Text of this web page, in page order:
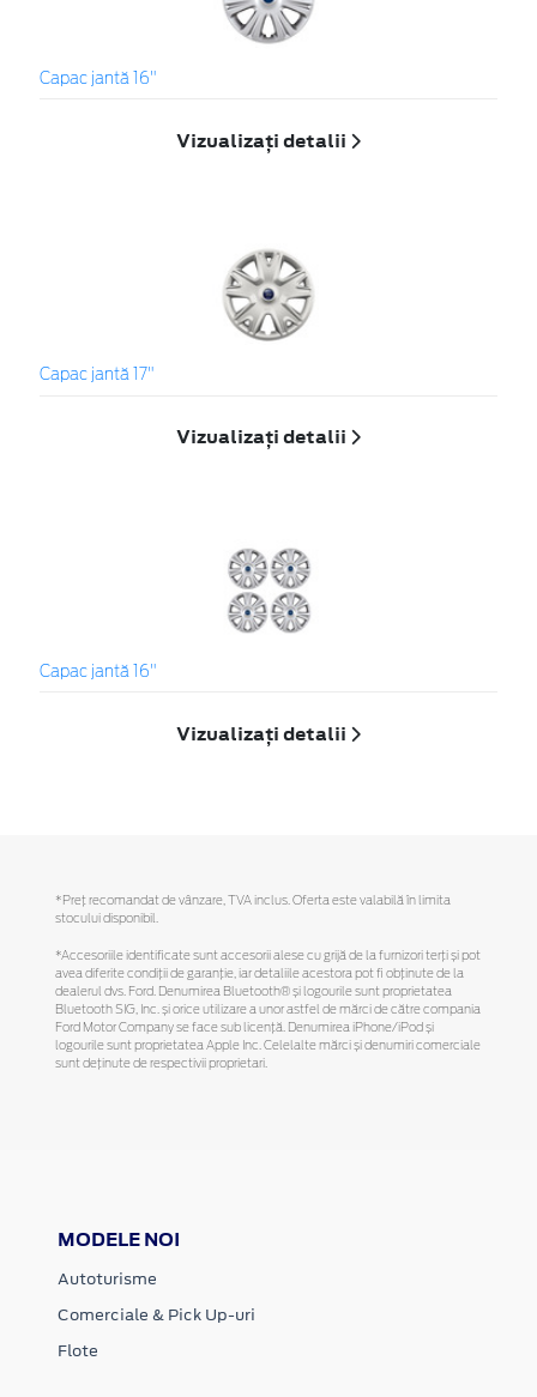
Capac jantă 16"
Vizualizați detalii
Capac jantă 17"
Vizualizați detalii
Capac jantă 16"
Vizualizați detalii
*Preţ recomandat de vânzare, TVA inclus. Oferta este valabilă în limita
stocului disponibil.
*Accesoriile identificate sunt accesorii alese cu grijă de la furnizori terți și pot
avea diferite condiții de garanție, iar detaliile acestora pot fi obținute de la
dealerul dvs. Ford. Denumirea Bluetooth® și logourile sunt proprietatea
Bluetooth SIG, Inc. și orice utilizare a unor astfel de mărci de către compania
Ford Motor Company se face sub licență. Denumirea iPhone/iPod și
logourile sunt proprietatea Apple Inc. Celelalte mărci și denumiri comerciale
sunt deținute de respectivii proprietari.
MODELE NOI
Autoturisme
Comerciale & Pick Up-uri
Flote